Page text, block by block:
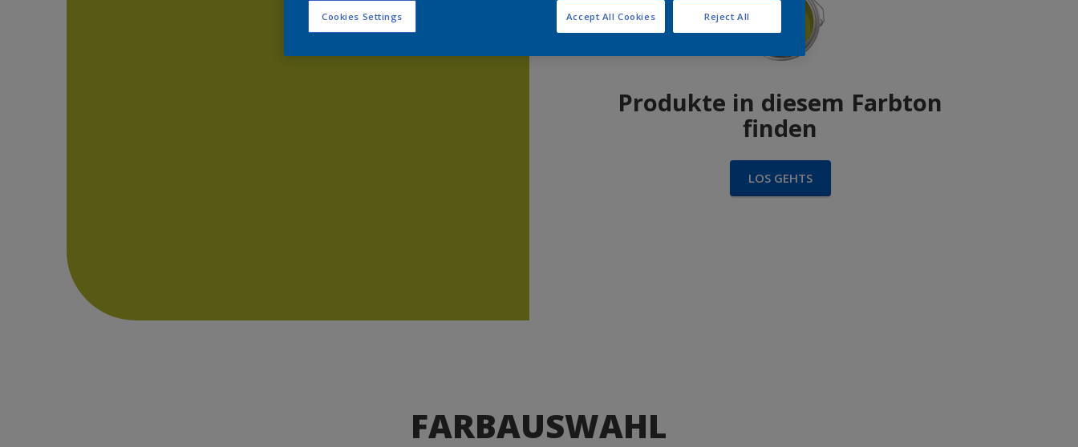
Produkte in diesem Farbton
finden
LOS GEHTS
FARBAUSWAHL
Cookies Settings Reject All
Accept All Cookies